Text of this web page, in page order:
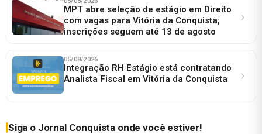
MPT abre seleção de estágio em Direito
com vagas para Vitória da Conquista;
inscrições seguem até 13 de agosto
05/08/2026
Integração RH Estágio está contratando
Analista Fiscal em Vitória da Conquista
Siga o Jornal Conquista onde você estiver!